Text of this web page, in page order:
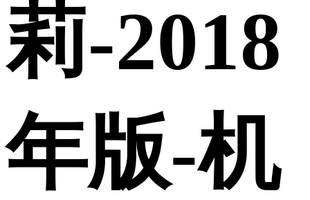
莉-2018
年版-机